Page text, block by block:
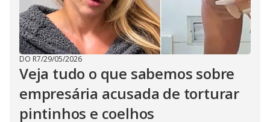
DO R7/29/05/2026
Veja tudo o que sabemos sobre
empresária acusada de torturar
pintinhos e coelhos